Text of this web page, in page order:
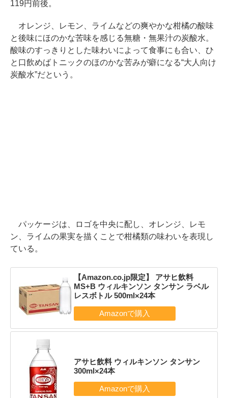
119円前後。
オレンジ、レモン、ライムなどの爽やかな柑橘の酸味
と後味にほのかな苦味を感じる無糖・無果汁の炭酸水。
酸味のすっきりとした味わいによって食事にも合い、ひ
と口飲めばトニックのほのかな苦みが癖になる“大人向け
炭酸水”だという。
パッケージは、ロゴを中央に配し、オレンジ、レモ
ン、ライムの果実を描くことで柑橘類の味わいを表現し
ている。
【Amazon.co.jp限定】 アサヒ飲料
MS+B ウィルキンソン タンサン ラベル
レスボトル 500ml×24本
アサヒ飲料 ウィルキンソン タンサン
300ml×24本